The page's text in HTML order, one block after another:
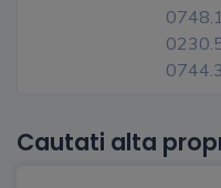
Cautati alta